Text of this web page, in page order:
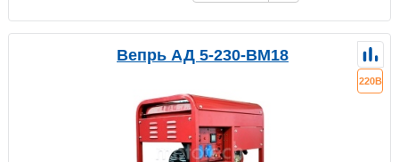
Вепрь АД 5-230-ВМ18
220В